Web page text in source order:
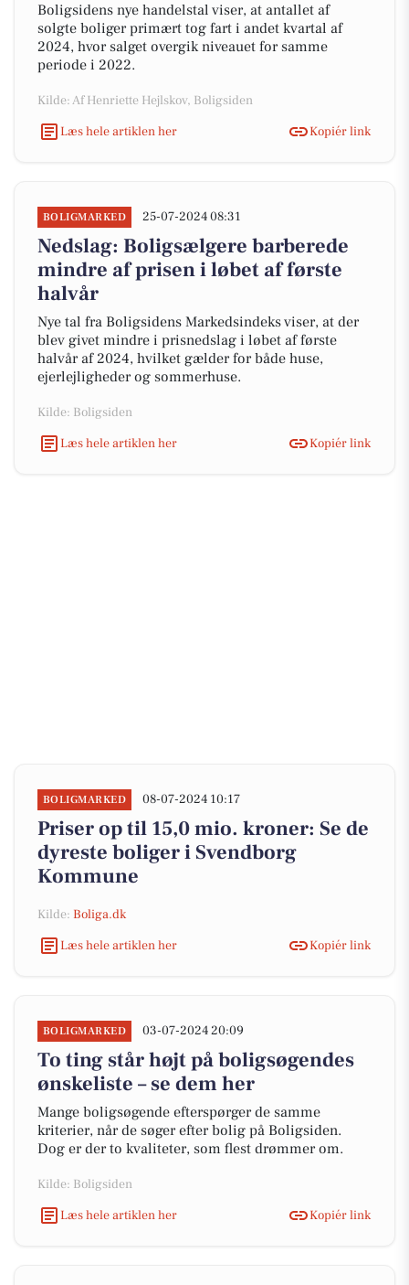
Boligsidens nye handelstal viser, at antallet af
solgte boliger primært tog fart i andet kvartal af
2024, hvor salget overgik niveauet for samme
periode i 2022.
Kilde: Af Henriette Hejlskov, Boligsiden
Læs hele artiklen her
Kopiér link
BOLIGMARKED 25-07-2024 08:31
Nedslag: Boligsælgere barberede
mindre af prisen i løbet af første
halvår
Nye tal fra Boligsidens Markedsindeks viser, at der
blev givet mindre i prisnedslag i løbet af første
halvår af 2024, hvilket gælder for både huse,
ejerlejligheder og sommerhuse.
Kilde: Boligsiden
Læs hele artiklen her
Kopiér link
BOLIGMARKED 08-07-2024 10:17
Priser op til 15,0 mio. kroner: Se de
dyreste boliger i Svendborg
Kommune
Kilde: Boliga.dk
Læs hele artiklen her
Kopiér link
BOLIGMARKED 03-07-2024 20:09
To ting står højt på boligsøgendes
ønskeliste – se dem her
Mange boligsøgende efterspørger de samme
kriterier, når de søger efter bolig på Boligsiden.
Dog er der to kvaliteter, som flest drømmer om.
Kilde: Boligsiden
Læs hele artiklen her
Kopiér link